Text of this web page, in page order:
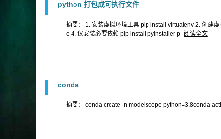
python 打包成可执行文件
摘要： 1. 安装虚拟环境工具 pip install virtualenv 2. 创建
e 4. 仅安装必要依赖 pip install pyinstaller p
阅读全文
conda
摘要： conda create -n modelscope python=3.8conda